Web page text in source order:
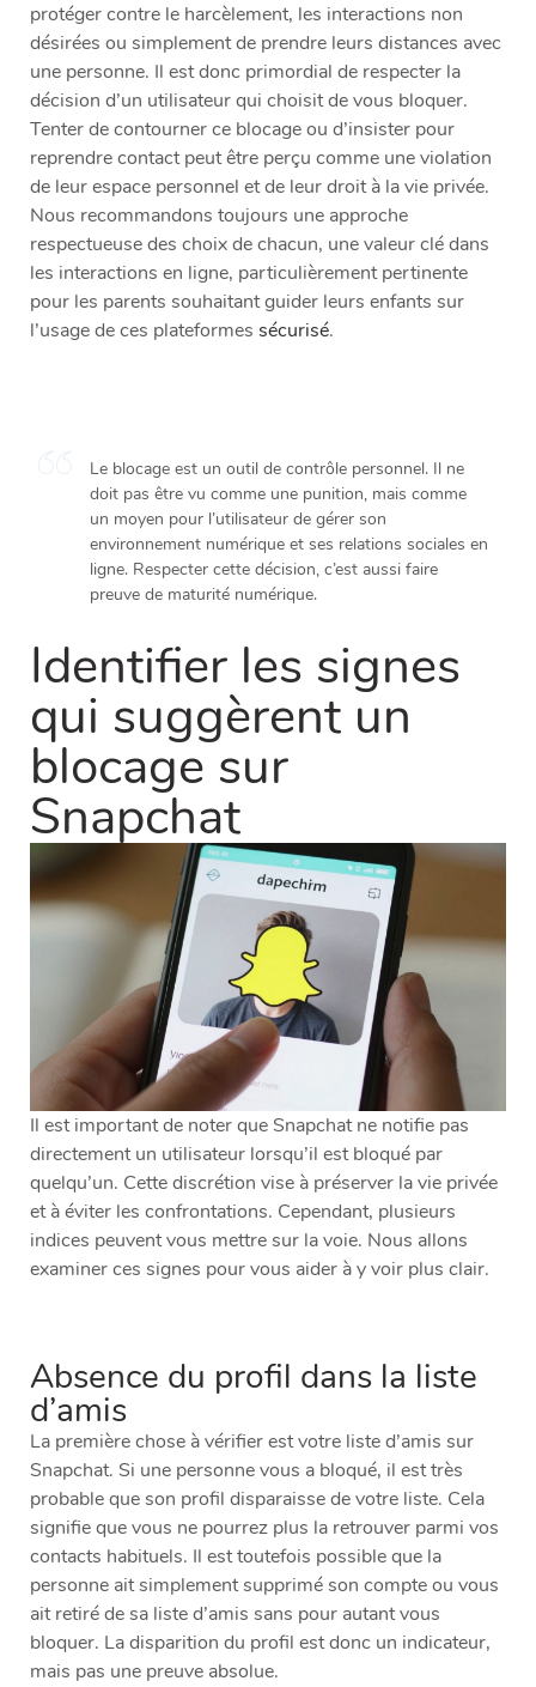
protéger contre le harcèlement, les interactions non
désirées ou simplement de prendre leurs distances avec
une personne. Il est donc primordial de respecter la
décision d’un utilisateur qui choisit de vous bloquer.
Tenter de contourner ce blocage ou d’insister pour
reprendre contact peut être perçu comme une violation
de leur espace personnel et de leur droit à la vie privée.
Nous recommandons toujours une approche
respectueuse des choix de chacun, une valeur clé dans
les interactions en ligne, particulièrement pertinente
pour les parents souhaitant guider leurs enfants sur
l’usage de ces plateformes sécurisé.
Le blocage est un outil de contrôle personnel. Il ne
doit pas être vu comme une punition, mais comme
un moyen pour l’utilisateur de gérer son
environnement numérique et ses relations sociales en
ligne. Respecter cette décision, c’est aussi faire
preuve de maturité numérique.
Identifier les signes
qui suggèrent un
blocage sur
Snapchat
Il est important de noter que Snapchat ne notifie pas
directement un utilisateur lorsqu’il est bloqué par
quelqu’un. Cette discrétion vise à préserver la vie privée
et à éviter les confrontations. Cependant, plusieurs
indices peuvent vous mettre sur la voie. Nous allons
examiner ces signes pour vous aider à y voir plus clair.
Absence du profil dans la liste
d’amis
La première chose à vérifier est votre liste d’amis sur
Snapchat. Si une personne vous a bloqué, il est très
probable que son profil disparaisse de votre liste. Cela
signifie que vous ne pourrez plus la retrouver parmi vos
contacts habituels. Il est toutefois possible que la
personne ait simplement supprimé son compte ou vous
ait retiré de sa liste d’amis sans pour autant vous
bloquer. La disparition du profil est donc un indicateur,
mais pas une preuve absolue.